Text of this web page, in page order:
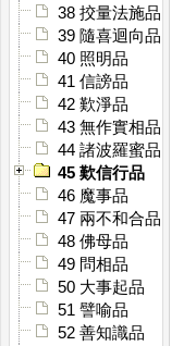
38 挍量法施品
39 隨喜迴向品
40 照明品
41 信謗品
42 歎淨品
43 無作實相品
44 諸波羅蜜品
45 歎信行品
46 魔事品
47 兩不和合品
48 佛母品
49 問相品
50 大事起品
51 譬喻品
52 善知識品